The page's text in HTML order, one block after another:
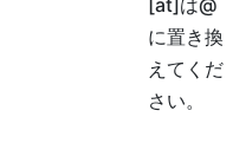
に置き換
えてくだ
さい。